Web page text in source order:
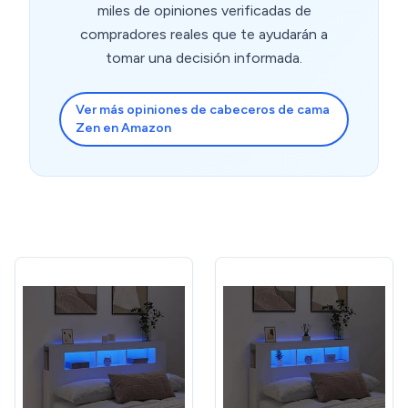
miles de opiniones verificadas de
compradores reales que te ayudarán a
tomar una decisión informada.
Ver más opiniones de cabeceros de cama
Zen en Amazon